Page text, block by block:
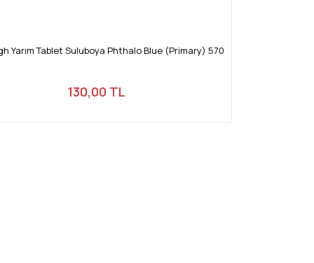
Yarım Tablet Suluboya Phthalo Blue (Primary) 570
130,00 TL